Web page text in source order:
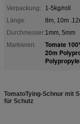
Verpackung:
1-5kg/roll
Länge:
8m, 10m
Durchmesser:1mm, 5mm
Markieren:
Tomate
20m
TomatoTying-Schnur mit
für Schutz